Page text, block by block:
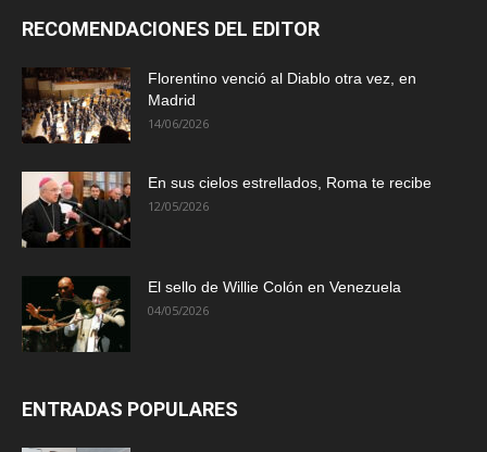
RECOMENDACIONES DEL EDITOR
Florentino venció al Diablo otra vez, en
Madrid
14/06/2026
En sus cielos estrellados, Roma te recibe
12/05/2026
El sello de Willie Colón en Venezuela
04/05/2026
ENTRADAS POPULARES